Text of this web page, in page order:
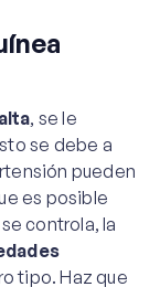
, se le
se debe a
pueden
es posible
controla, la
tipo. Haz que